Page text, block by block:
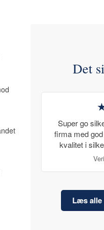
Det
Super go
firma med
kvalitet i
Læs alle